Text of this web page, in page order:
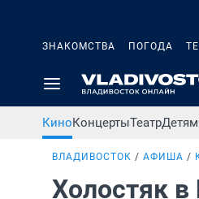
ЗНАКОМСТВА ПОГОДА
КиноКонцертыТеатрДетям
ВЛАДИВОСТОК АФИША
Холостяк в